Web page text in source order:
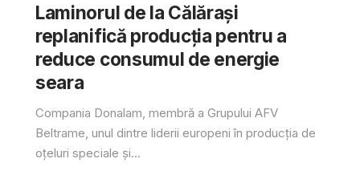
Laminorul de la Călărași
replanifică producția pentru a
reduce consumul de energie
seara
Compania Donalam, membră a Grupului AFV
Beltrame, unul dintre liderii europeni în producția de
oțeluri speciale și...